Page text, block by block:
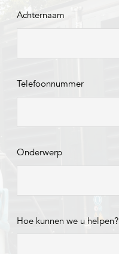
Achternaam
Telefoonnummer
Onderwerp
Hoe kunnen we u helpen?